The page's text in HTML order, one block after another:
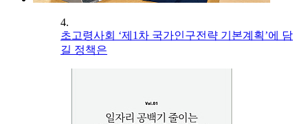
4.
초고령사회 ‘제1차 국가인구전략 기본계획’에 담
길 정책은